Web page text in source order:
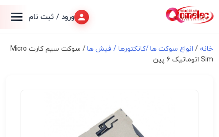
ورود / ثبت نام
خانه / انواع سوكت ها /کانکتورها / فیش ها
/ سوکت سیم کارت Micro
Sim اتوماتیک 6 پین